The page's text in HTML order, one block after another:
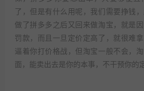
了，但是有什么用呢，我们需要挣钱
做了拼多多之后又回来做淘宝，就是
罚款，而且一旦定价定高了，就很难
逼着你打价格战，但淘宝一般不会，
面，能卖出去是你的本事，不干预你的